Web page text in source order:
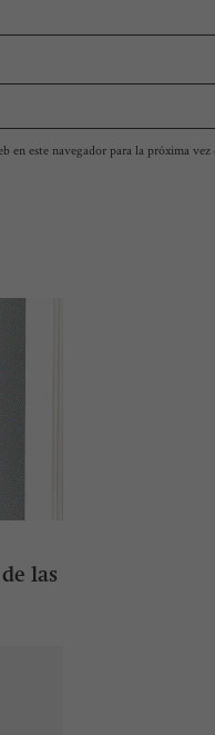
en este navegador para la próxima vez
las